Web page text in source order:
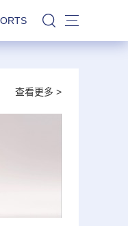
站內搜索
查看更多 >